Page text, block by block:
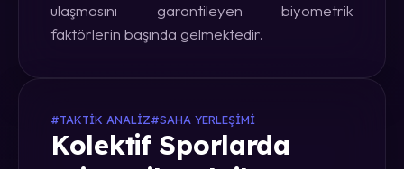
ulaşmasını garantileyen biyometrik
faktörlerin başında gelmektedir.
#TAKTIK ANALIZ#SAHA YERLEŞIMI
Kolektif Sporlarda